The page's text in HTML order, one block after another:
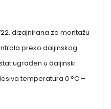
dizajnirana za montažu
preko daljinskog
ugrađen u daljinski
temperatura 0 °C –